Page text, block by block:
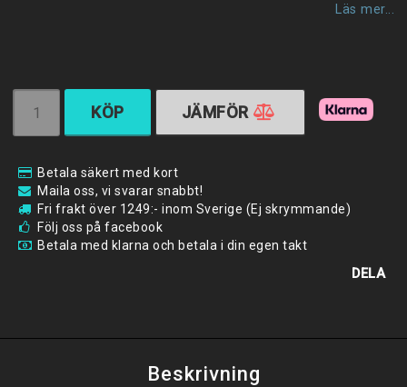
Läs mer...
KÖP JÄMFÖR
Betala säkert med kort
Maila oss, vi svarar snabbt!
Fri frakt över 1249:- inom Sverige (Ej skrymmande)
Följ oss på facebook
Betala med klarna och betala i din egen takt
DELA
Beskrivning